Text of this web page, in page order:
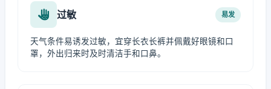
过敏 易发
天气条件易诱发过敏，宜穿长衣长裤并佩戴好眼镜和口
罩，外出归来时及时清洁手和口鼻。